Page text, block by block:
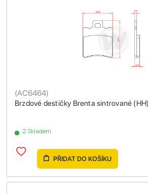
Brzdové destičky Brenta sintrované
(AC6464)
2 Skladem
PŘIDAT DO KOŠÍKU